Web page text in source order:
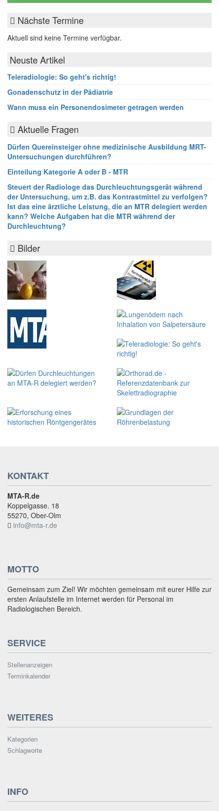
Nächste Termine
Aktuell sind keine Termine verfügbar.
Neuste Artikel
Teleradiologie: So geht's richtig!
Gonadenschutz in der Pädiatrie
Wann muss ein Personendosimeter getragen werden
Aktuelle Fragen
Dürfen Quereinsteiger ohne medizinische Ausbildung MRT-
Untersuchungen durchführen?
Einteilung Kategorie A oder B - MTR
Steuert der Radiologe das Durchleuchtungsgerät während
der Untersuchung, um z.B. das Kontrastmittel zu verfolgen?
Ist das eine ärztliche Leistung, die an MTR delegiert werden
kann? Welche Aufgaben hat die MTR während der
Durchleuchtung?
Bilder
KONTAKT
MTA-R.de
Koppelgasse. 18
55270, Ober-Olm
info@mta-r.de
MOTTO
Gemeinsam zum Ziel! Wir möchten gemeinsam mit eurer Hilfe zur
ersten Anlaufstelle im Internet werden für Personal im
Radiologischen Bereich.
SERVICE
Stellenanzeigen
Terminkalender
WEITERES
Kategorien
Schlagworte
INFO